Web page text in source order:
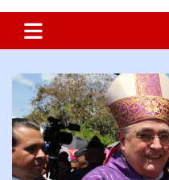
Diario La Hora